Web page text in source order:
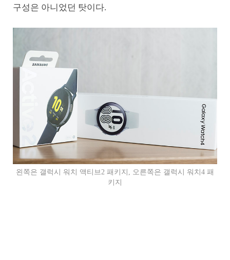
구성은 아니었던 탓이다.
왼쪽은 갤럭시 워치 액티브2 패키지, 오른쪽은 갤럭시 워치4 패
키지